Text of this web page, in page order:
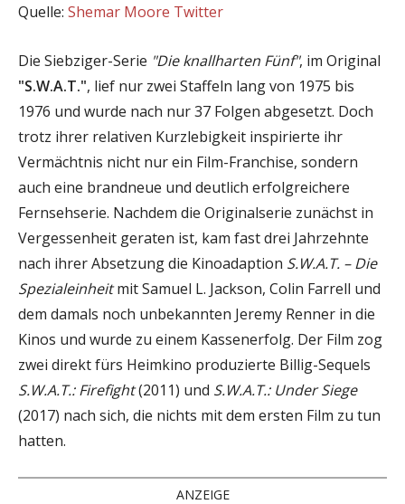
Quelle: Shemar Moore Twitter
Die Siebziger-Serie "Die knallharten Fünf", im Original
"S.W.A.T.", lief nur zwei Staffeln lang von 1975 bis
1976 und wurde nach nur 37 Folgen abgesetzt. Doch
trotz ihrer relativen Kurzlebigkeit inspirierte ihr
Vermächtnis nicht nur ein Film-Franchise, sondern
auch eine brandneue und deutlich erfolgreichere
Fernsehserie. Nachdem die Originalserie zunächst in
Vergessenheit geraten ist, kam fast drei Jahrzehnte
nach ihrer Absetzung die Kinoadaption S.W.A.T. – Die
Spezialeinheitmit Samuel L. Jackson, Colin Farrell und
dem damals noch unbekannten Jeremy Renner in die
Kinos und wurde zu einem Kassenerfolg. Der Film zog
zwei direkt fürs Heimkino produzierte Billig-Sequels
S.W.A.T.: Firefight(2011) und S.W.A.T.: Under Siege
(2017) nach sich, die nichts mit dem ersten Film zu tun
hatten.
ANZEIGE